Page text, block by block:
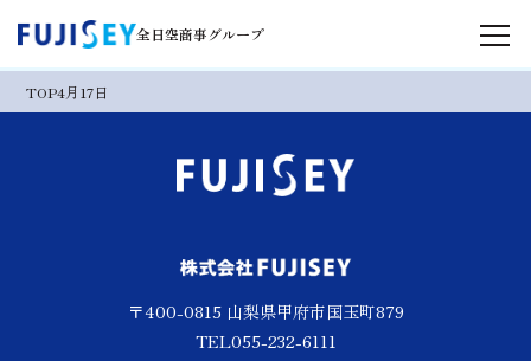
全日空商事グループ
サステナビリティ
TOP4月17日
〒400-0815 山梨県甲府市国玉町879
TEL055-232-6111